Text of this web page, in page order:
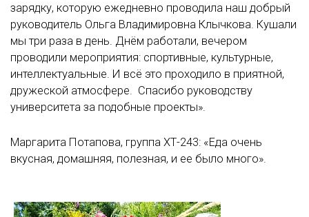
зарядку, которую ежедневно проводила наш добрый
руководитель Ольга Владимировна Клычкова. Кушали
мы три раза в день. Днём работали, вечером
проводили мероприятия: спортивные, культурные,
интеллектуальные. И всё это проходило в приятной,
дружеской атмосфере. Спасибо руководству
университета за подобные проекты».
Маргарита Потапова, группа ХТ-243: «Еда очень
вкусная, домашняя, полезная, и ее было много».